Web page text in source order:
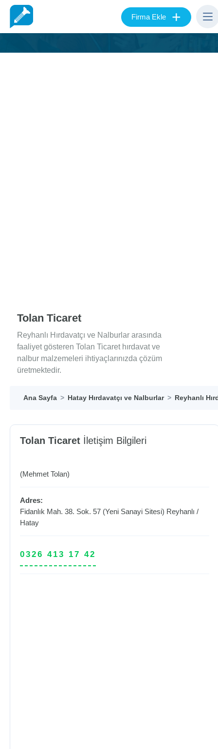
Firma Ekle +
Tolan Ticaret
Reyhanlı Hırdavatçı ve Nalburlar arasında
faaliyet gösteren Tolan Ticaret hırdavat ve
nalbur malzemeleri ihtiyaçlarınızda çözüm
üretmektedir.
Ana Sayfa Hatay Hırdavatçı ve Nalburlar Reyhanlı
Tolan Ticaret İletişim Bilgileri
(Mehmet Tolan)
Adres:
Fidanlık Mah. 38. Sok. 57 (Yeni Sanayi Sitesi) Reyhanlı /
Hatay
0326 413 17 42